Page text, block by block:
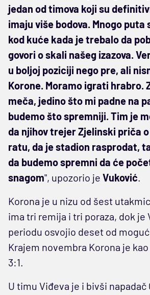
jedan od timova koji su
imaju više bodova. Mnogo puta
kod kuće kada je trebalo da
govori o skali našeg izazova.
u boljoj poziciji nego pre, ali
Korone. Moramo igrati hrabro.
meča, jedino što mi padne na
budemo što spremniji. Tim je
da njihov trejer Zjelinski priča
ratu, da je stadion rasprodat,
da budemo spremni da će
snagom", upozorio je Vuković.
Korona je u nizu od šest
ima tri remija i tri poraza, dok je
periodu osvojio deset od
Krajem novembra Korona je
3:1.
U timu Viđeva je i bivši napadač